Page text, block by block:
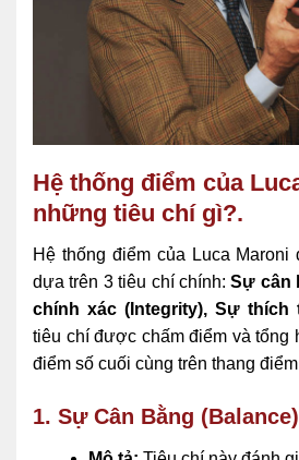
Hệ thống điểm của
những tiêu chí gì?.
Hệ thống điểm của Luca
dựa trên 3 tiêu chí chính:Sự cân
chính xác (Integrity), Sự thích
tiêu chí được chấm điểm và tổng
điểm số cuối cùng trên thang
1. Sự Cân Bằng (Balance)